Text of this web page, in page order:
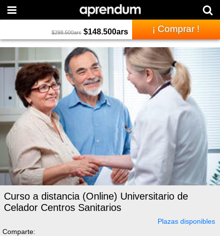
$298.500ars $148.500ars ¡ Comprar !
Curso a distancia (Online) Universitario de
Celador Centros Sanitarios
Plazas disponibles
Comparte: